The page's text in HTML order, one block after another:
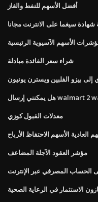
أفضل الأسهم للنفط والغاز
سيغما على الانترنت مجانا
الأسهم الآسيوية الرئيسية
شراء سعر الفائدة مبادلة
بيزو الفلبين ويسترن يونيون
معدلات القبول كوزي
العادية الأسهم الاحتفاظ الأرباح
مؤشر العقود الآجلة المضاعف
الحساب المصرفي عبر الإنترنت
الاستثمار في الرعاية الصحية